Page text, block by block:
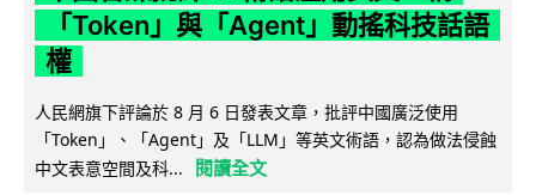
「Token」與「Agent」動搖科技話語
權
人民網旗下評論於 8 月 6 日發表文章，批評中國廣泛使用
「Token」、「Agent」及「LLM」等英文術語，認為做法侵蝕
中文表意空間及科...
閱讀全文